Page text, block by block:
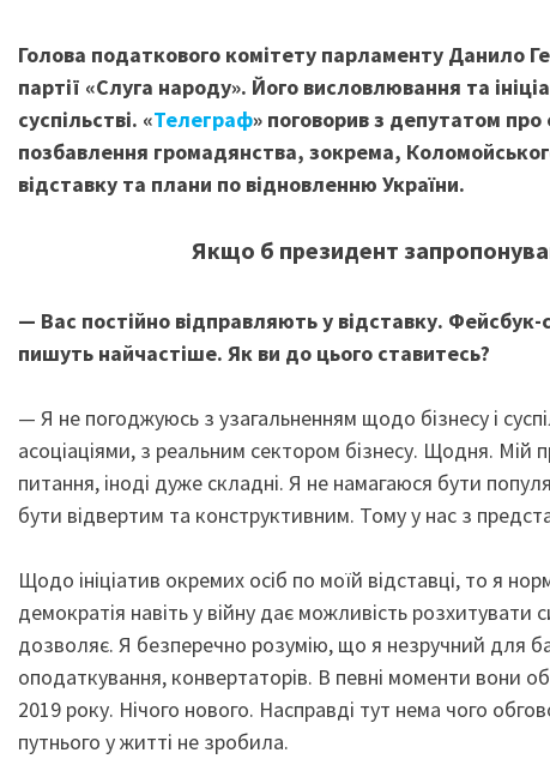
Голова податкового комітету парламенту Данило
партії «Слуга народу». Його висловлювання та
суспільстві. «Телеграф» поговорив з депутатом
позбавлення громадянства, зокрема,
відставку та плани по відновленню України.
Якщо б президент
— Вас постійно відправляють у відставку.
пишуть найчастіше. Як ви до цього ставитесь?
— Я не погоджуюсь з узагальненням щодо бізнесу і
асоціаціями, з реальним сектором бізнесу. Щодня. Мій
питання, іноді дуже складні. Я не намагаюся бути
бути відвертим та конструктивним. Тому у нас з
Щодо ініціатив окремих осіб по моїй відставці, то я
демократія навіть у війну дає можливість
дозволяє. Я безперечно розумію, що я незручний для
оподаткування, конвертаторів. В певні моменти вони
2019 року. Нічого нового. Насправді тут нема чого
путнього у житті не зробила.